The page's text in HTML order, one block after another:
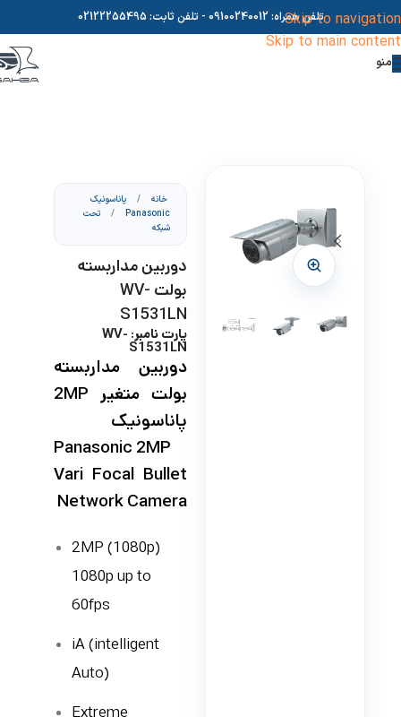
Skip to navigation
Skip to main content
تلفن همراه: 09100240012 - تلفن ثابت: 02122255495
منو
خانه /
پاناسونیک
Panasonic
/
تحت
شبکه
دوربین مداربسته
بولت WV-
S1531LN
پارت نامبر: WV-
S1531LN
دوربین مداربسته
بولت متغیر 2MP
پاناسونیک
Panasonic 2MP
Vari Focal Bullet
Network Camera
2MP (1080p)
1080p up to
60fps
iA (intelligent
Auto)
Extreme